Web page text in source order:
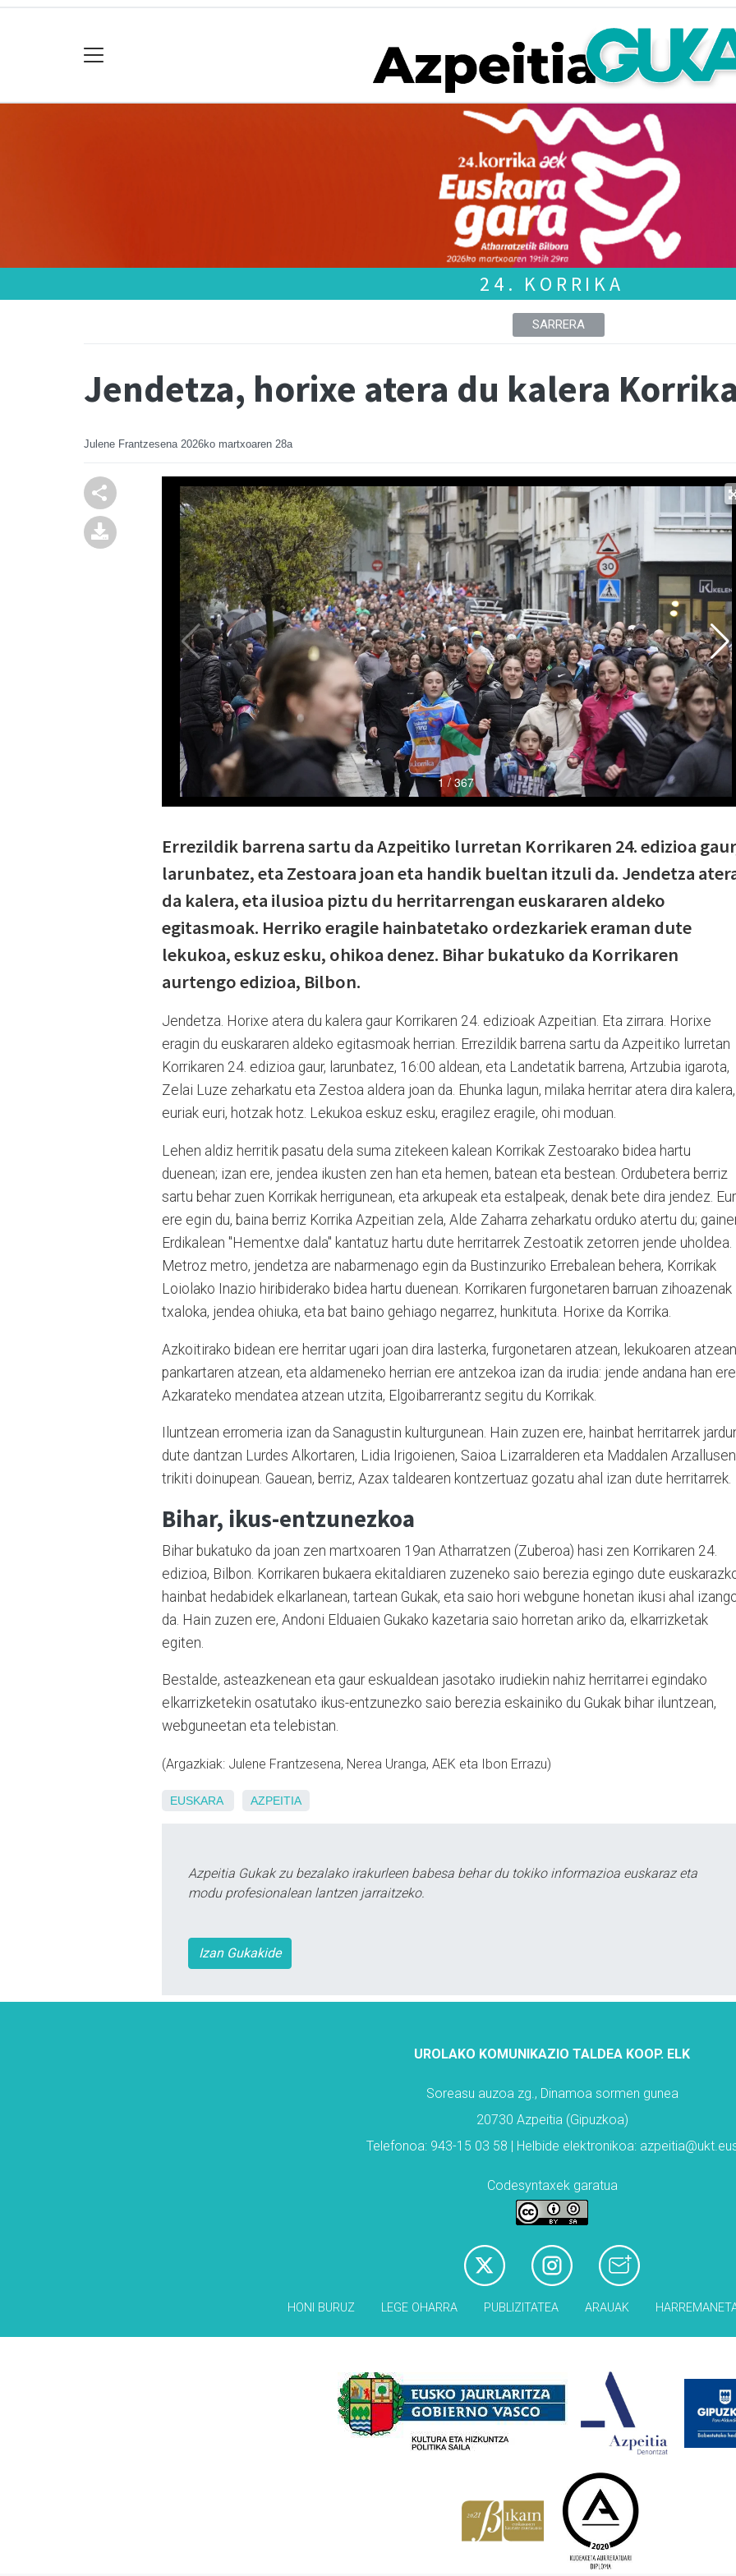
24. KORRIKA
SARRERA
Jendetza, horixe atera du kalera
Julene Frantzesena 2026ko martxoaren 28a
Errezildik barrena sartu da Azpeitiko lurretan Korrikaren 24. edizioa
larunbatez, eta Zestoara joan eta handik bueltan itzuli da. Jendetza
da kalera, eta ilusioa piztu du herritarrengan euskararen aldeko
egitasmoak. Herriko eragile hainbatetako ordezkariek eraman dute
lekukoa, eskuz esku, ohikoa denez. Bihar bukatuko da Korrikaren
aurtengo edizioa, Bilbon.
Jendetza. Horixe atera du kalera gaur Korrikaren 24. edizioak Azpeitian. Eta zirrara. Horixe
eragin du euskararen aldeko egitasmoak herrian. Errezildik barrena sartu da Azpeitiko lurretan
Korrikaren 24. edizioa gaur, larunbatez, 16:00 aldean, eta Landetatik barrena, Artzubia igarota,
Zelai Luze zeharkatu eta Zestoa aldera joan da. Ehunka lagun, milaka herritar atera dira kalera,
euriak euri, hotzak hotz. Lekukoa eskuz esku, eragilez eragile, ohi moduan.
Lehen aldiz herritik pasatu dela suma zitekeen kalean Korrikak Zestoarako bidea hartu
duenean; izan ere, jendea ikusten zen han eta hemen, batean eta bestean. Ordubetera berriz
sartu behar zuen Korrikak herrigunean, eta arkupeak eta estalpeak, denak bete dira jendez.
ere egin du, baina berriz Korrika Azpeitian zela, Alde Zaharra zeharkatu orduko atertu du;
Erdikalean "Hementxe dala" kantatuz hartu dute herritarrek Zestoatik zetorren jende uholdea.
Metroz metro, jendetza are nabarmenago egin da Bustinzuriko Errebalean behera, Korrikak
Loiolako Inazio hiribiderako bidea hartu duenean. Korrikaren furgonetaren barruan zihoazenak
txaloka, jendea ohiuka, eta bat baino gehiago negarrez, hunkituta. Horixe da Korrika.
Azkoitirako bidean ere herritar ugari joan dira lasterka, furgonetaren atzean, lekukoaren
pankartaren atzean, eta aldameneko herrian ere antzekoa izan da irudia: jende andana han
Azkarateko mendatea atzean utzita, Elgoibarrerantz segitu du Korrikak.
Iluntzean erromeria izan da Sanagustin kulturgunean. Hain zuzen ere, hainbat herritarrek
dute dantzan Lurdes Alkortaren, Lidia Irigoienen, Saioa Lizarralderen eta Maddalen Arzallusen
trikiti doinupean. Gauean, berriz, Azax taldearen kontzertuaz gozatu ahal izan dute herritarrek.
Bihar, ikus-entzunezkoa
Bihar bukatuko da joan zen martxoaren 19an Atharratzen (Zuberoa) hasi zen Korrikaren 24.
edizioa, Bilbon. Korrikaren bukaera ekitaldiaren zuzeneko saio berezia egingo dute
hainbat hedabidek elkarlanean, tartean Gukak, eta saio hori webgune honetan ikusi ahal
da. Hain zuzen ere, Andoni Elduaien Gukako kazetaria saio horretan ariko da, elkarrizketak
egiten.
Bestalde, asteazkenean eta gaur eskualdean jasotako irudiekin nahiz herritarrei egindako
elkarrizketekin osatutako ikus-entzunezko saio berezia eskainiko du Gukak bihar iluntzean,
webguneetan eta telebistan.
(Argazkiak: Julene Frantzesena, Nerea Uranga, AEK eta Ibon Errazu)
EUSKARA AZPEITIA
Azpeitia Gukak zu bezalako irakurleen babesa behar du tokiko informazioa euskaraz eta
modu profesionalean lantzen jarraitzeko.
Izan Gukakide
UROLAKO KOMUNIKAZIO TALDEA KOOP. ELK
Soreasu auzoa zg., Dinamoa sormen gunea
20730 Azpeitia (Gipuzkoa)
Telefonoa: 943-15 03 58 | Helbide elektronikoa:
Codesyntaxek garatua
HONI BURUZ LEGE OHARRA PUBLIZITATEA ARAUAK